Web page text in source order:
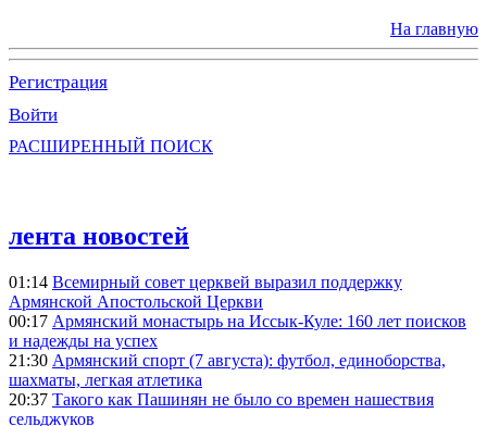
На главную
Регистрация
Войти
РАСШИРЕННЫЙ ПОИСК
лента новостей
01:14 Всемирный совет церквей выразил поддержку
Армянской Апостольской Церкви
00:17 Армянский монастырь на Иссык-Куле: 160 лет поисков
и надежды на успех
21:30 Армянский спорт (7 августа): футбол, единоборства,
шахматы, легкая атлетика
20:37 Такого как Пашинян не было со времен нашествия
сельджуков